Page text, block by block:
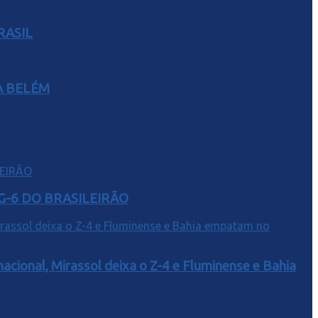
BELÉM
6 DO BRASILEIRÃO
Mirassol deixa o Z-4 e Fluminense e Bahia